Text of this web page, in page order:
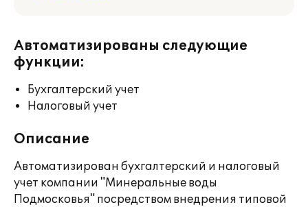
Автоматизированы следующие
функции:
Бухгалтерский учет
Налоговый учет
Описание
Автоматизирован бухгалтерский и налоговый
учет компании "Минеральные воды
Подмосковья" посредством внедрения типовой